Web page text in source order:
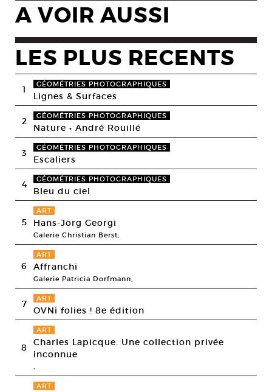
A VOIR AUSSI
LES PLUS RECENTS
1 GÉOMÉTRIES PHOTOGRAPHIQUES
Lignes & Surfaces
2 GÉOMÉTRIES PHOTOGRAPHIQUES
Nature • André Rouillé
3 GÉOMÉTRIES PHOTOGRAPHIQUES
Escaliers
4 GÉOMÉTRIES PHOTOGRAPHIQUES
Bleu du ciel
5
ART
Hans-Jörg Georgi
Galerie Christian Berst,
6
ART
Affranchi
Galerie Patricia Dorfmann,
7 ART
OVNi folies ! 8e édition
8
ART
Charles Lapicque. Une collection privée
inconnue
,
ART